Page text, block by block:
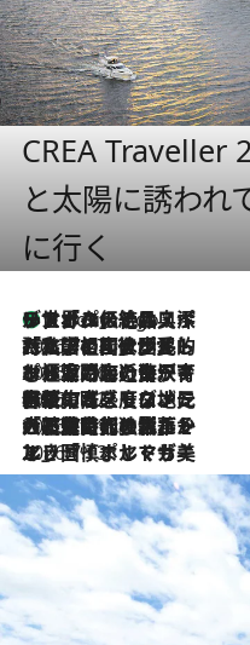
CREA
と太陽に誘われ
に行く
4 Hours Ago
リスボンの絶品スイーツ「パステル・デ・ナタ」とは？ポルトガル伝統の奥深い世界へ
2026.7.27
「私の祖国はポルトガル語です」国民的詩人フェルナンド・ペソアと、彼が愛した文学の街を歩く
2026.7.26
ポルトガル近海が育む極上の海の幸。キリリと冷えた白ワインと愉しむ、シーフード専門店の贅沢
2026.7.22
伝統の味をモダンに昇華。高感度な地元客が集う、リスボンの最旬ガストロノミー
2026.7.21
大航海時代の栄華から、震災、独裁、そして革命へ。ポルトガル・首都リスボンの石畳に刻まれた「歴史の光と影」
2026.7.13
エッセイ・ヤマザキマリ「慎ましくも美しき国 ポルトガル」